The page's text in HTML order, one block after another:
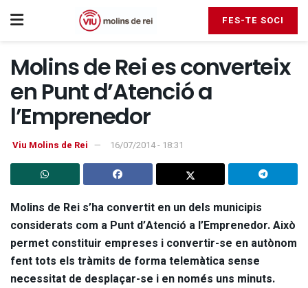
FES-TE SOCI
Molins de Rei es converteix
en Punt d’Atenció a
l’Emprenedor
Viu Molins de Rei 16/07/2014 - 18:31
Molins de Rei s’ha convertit en un dels municipis
considerats com a Punt d’Atenció a l’Emprenedor. Això
permet constituir empreses i convertir-se en autònom
fent tots els tràmits de forma telemàtica sense
necessitat de desplaçar-se i en només uns minuts.